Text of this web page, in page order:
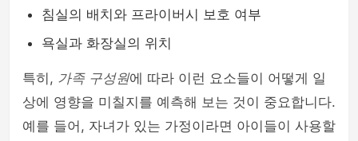
침실의 배치와 프라이버시 보호 여부
욕실과 화장실의 위치
특히, 가족 구성원에 따라 이런 요소들이 어떻게 일
상에 영향을 미칠지를 예측해 보는 것이 중요합니다.
예를 들어, 자녀가 있는 가정이라면 아이들이 사용할